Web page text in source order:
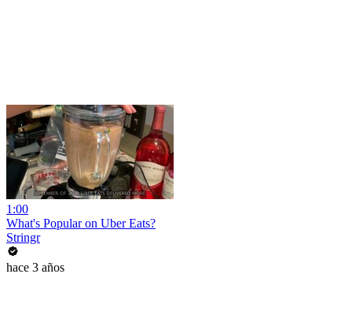
1:00
What's Popular on Uber Eats?
Stringr
hace 3 años